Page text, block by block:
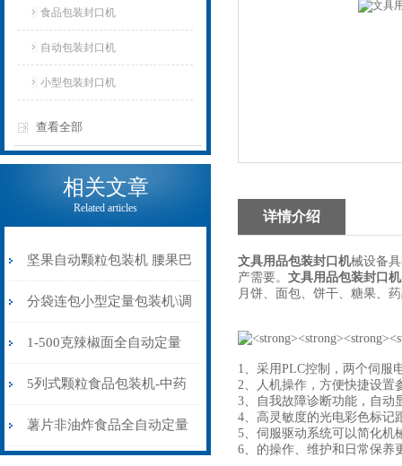
食品包装封口机
自动包装封口机
小型包装封口机
查看全部
相关文章
Related articles
坚果自动颗粒包装机 腰果巴
旦木绿豆全自动包装封口机
分袋连包小型定量包装机\调
料粉量杯式自动包装封口机
1-500克辣椒面全自动定量
包装机-高精度立式自动包装
封口机
5列式颗粒食品包装机-中药
冲剂颗粒全自动包装封口机
薯片非油炸食品全自动定量
详情介绍
文具用品包装封口机械设备
产需要。 文具用品包装封口机
月饼、面包、饼干、糖果、
1、 采用PLC控制，两个伺服
2、人机操作，方便快捷设置
3、自我故障诊断功能，自动
4、高灵敏度的光电彩色标记
5、伺服驱动系统可以简化机
6、 的操作、维护和日常保养